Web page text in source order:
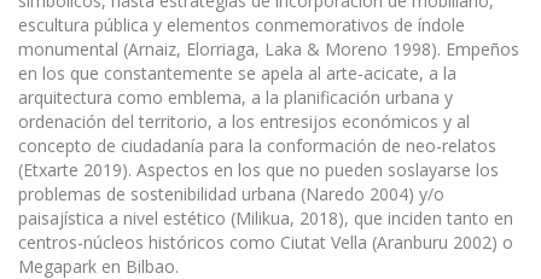
escultura pública y elementos conmemorativos de índole
monumental (Arnaiz, Elorriaga, Laka & Moreno 1998). Empeños
en los que constantemente se apela al arte-acicate, a la
arquitectura como emblema, a la planificación urbana y
ordenación del territorio, a los entresijos económicos y al
concepto de ciudadanía para la conformación de neo-relatos
(Etxarte 2019). Aspectos en los que no pueden soslayarse los
problemas de sostenibilidad urbana (Naredo 2004) y/o
paisajística a nivel estético (Milikua, 2018), que inciden tanto en
centros-núcleos históricos como Ciutat Vella (Aranburu 2002) o
Megapark en Bilbao.